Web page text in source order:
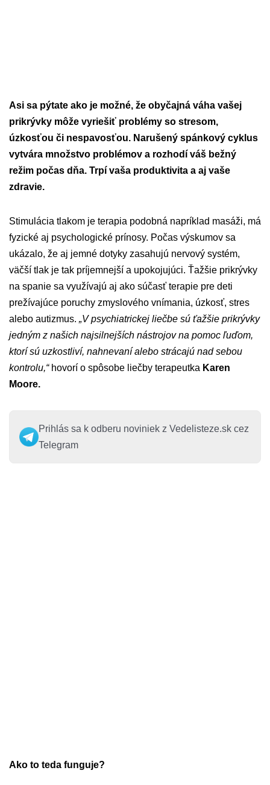
Asi sa pýtate ako je možné, že obyčajná váha vašej
prikrývky môže vyriešiť problémy so stresom,
úzkosťou či nespavosťou. Narušený spánkový cyklus
vytvára množstvo problémov a rozhodí váš bežný
režim počas dňa. Trpí vaša produktivita a aj vaše
zdravie.
Stimulácia tlakom je terapia podobná napríklad masáži, má
fyzické aj psychologické prínosy. Počas výskumov sa
ukázalo, že aj jemné dotyky zasahujú nervový systém,
väčší tlak je tak príjemnejší a upokojujúci. Ťažšie prikrývky
na spanie sa využívajú aj ako súčasť terapie pre deti
prežívajúce poruchy zmyslového vnímania, úzkosť, stres
alebo autizmus. „V psychiatrickej liečbe sú ťažšie prikrývky
jedným z našich najsilnejších nástrojov na pomoc ľuďom,
ktorí sú uzkostliví, nahnevaní alebo strácajú nad sebou
kontrolu,“hovorí o spôsobe liečby terapeutka Karen
Moore.
Prihlás sa k odberu noviniek z Vedelisteze.sk cez
Telegram
Ako to teda funguje?